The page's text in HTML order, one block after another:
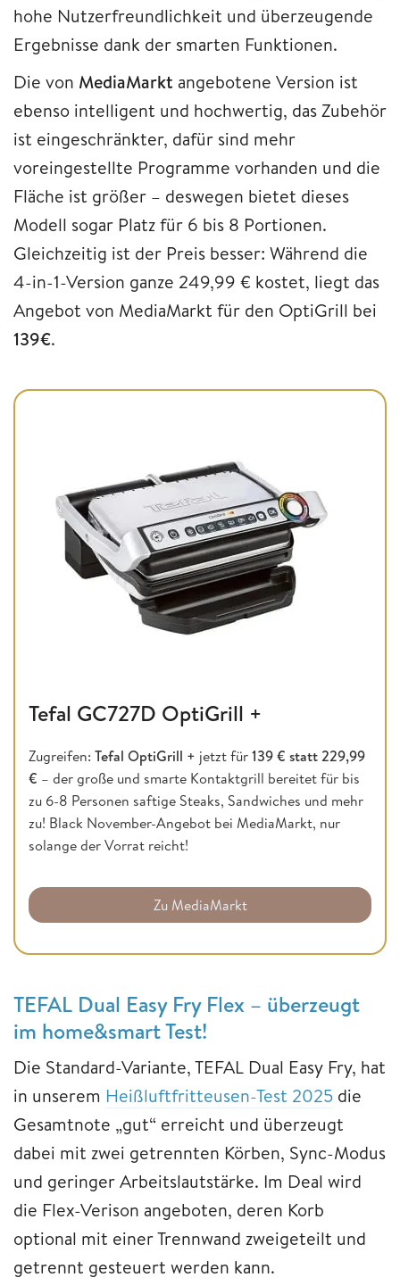
hohe Nutzerfreundlichkeit und überzeugende
Ergebnisse dank der smarten Funktionen.
Die von MediaMarkt angebotene Version ist
ebenso intelligent und hochwertig, das Zubehör
ist eingeschränkter, dafür sind mehr
voreingestellte Programme vorhanden und die
Fläche ist größer – deswegen bietet dieses
Modell sogar Platz für 6 bis 8 Portionen.
Gleichzeitig ist der Preis besser: Während die
4-in-1-Version ganze 249,99 € kostet, liegt das
Angebot von MediaMarkt für den OptiGrill bei
139€.
Tefal GC727D OptiGrill +
Zugreifen: Tefal OptiGrill + jetzt für139 € statt 229,99
€ – der große und smarte Kontaktgrill bereitet für bis
zu 6-8 Personen saftige Steaks, Sandwiches und mehr
zu! Black November-Angebot bei MediaMarkt, nur
solange der Vorrat reicht!
Zu MediaMarkt
TEFAL Dual Easy Fry Flex – überzeugt
im home&smart Test!
Die Standard-Variante, TEFAL Dual Easy Fry, hat
in unserem Heißluftfritteusen-Test 2025 die
Gesamtnote „gut“ erreicht und überzeugt
dabei mit zwei getrennten Körben, Sync-Modus
und geringer Arbeitslautstärke. Im Deal wird
die Flex-Verison angeboten, deren Korb
optional mit einer Trennwand zweigeteilt und
getrennt gesteuert werden kann.